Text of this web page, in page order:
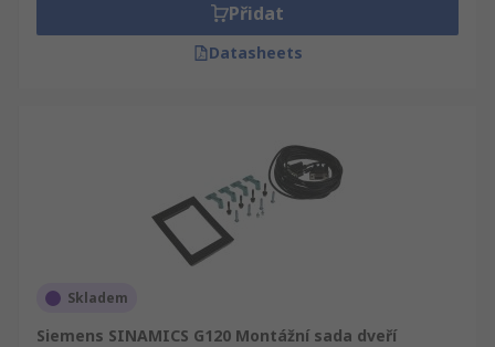
Přidat
Datasheets
Skladem
Siemens SINAMICS G120 Montážní sada dveří